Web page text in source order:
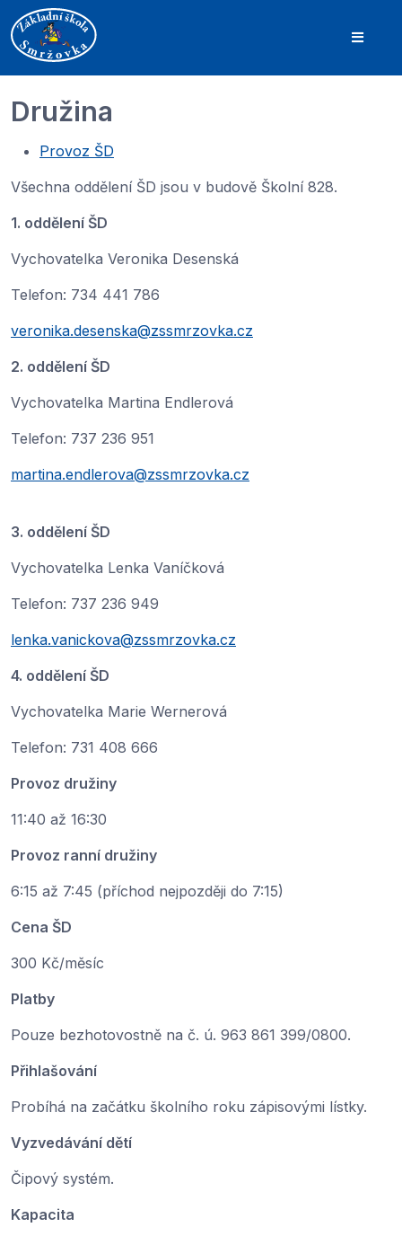
Družina
Provoz ŠD
Všechna oddělení ŠD jsou v budově Školní 828.
1. oddělení ŠD
Vychovatelka Veronika Desenská
Telefon: 734 441 786
veronika.desenska@zssmrzovka.cz
2. oddělení ŠD
Vychovatelka Martina Endlerová
Telefon: 737 236 951
martina.endlerova@zssmrzovka.cz
3. oddělení ŠD
Vychovatelka Lenka Vaníčková
Telefon: 737 236 949
lenka.vanickova@zssmrzovka.cz
4. oddělení ŠD
Vychovatelka Marie Wernerová
Telefon: 731 408 666
Provoz družiny
11:40 až 16:30
Provoz ranní družiny
6:15 až 7:45 (příchod nejpozději do 7:15)
Cena ŠD
300 Kč/měsíc
Platby
Pouze bezhotovostně na č. ú. 963 861 399/0800.
Přihlašování
Probíhá na začátku školního roku zápisovými lístky.
Vyzvedávání dětí
Čipový systém.
Kapacita